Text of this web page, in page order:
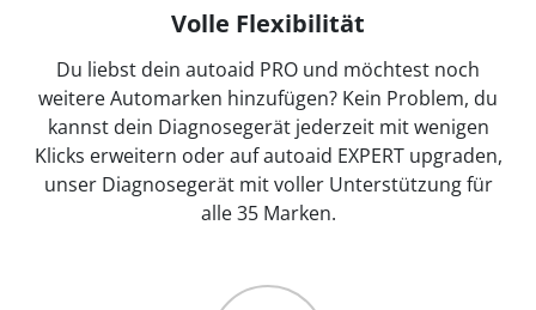
Volle Flexibilität
Du liebst dein autoaid PRO und möchtest noch
weitere Automarken hinzufügen? Kein Problem, du
kannst dein Diagnosegerät jederzeit mit wenigen
Klicks erweitern oder auf autoaid EXPERT upgraden,
unser Diagnosegerät mit voller Unterstützung für
alle 35 Marken.